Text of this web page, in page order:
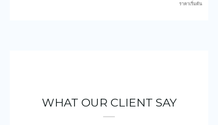
ราคาเริ่มต้น
WHAT OUR CLIENT SAY